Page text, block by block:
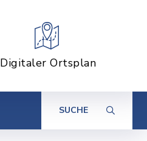
Digitaler Ortsplan
SUCHE